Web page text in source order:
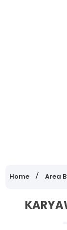
Home Area